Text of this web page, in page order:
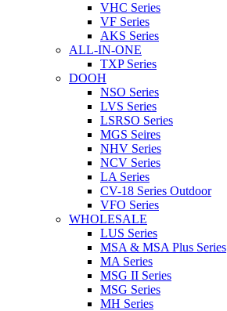
VHC Series
VF Series
AKS Series
ALL-IN-ONE
TXP Series
DOOH
NSO Series
LVS Series
LSRSO Series
MGS Seires
NHV Series
NCV Series
LA Series
CV-18 Series Outdoor
VFO Series
WHOLESALE
LUS Series
MSA & MSA Plus Series
MA Series
MSG II Series
MSG Series
MH Series